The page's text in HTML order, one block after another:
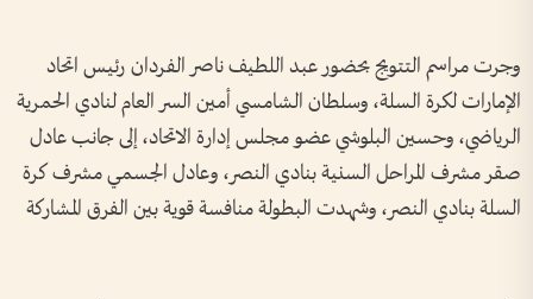
وجرت مراسم التتويج بحضور عبد اللطيف ناصر الفردان رئيس اتحاد
الإمارات لكرة السلة، وسلطان الشامسي أمين السر العام لنادي الحمرية
الرياضي، وحسين البلوشي عضو مجلس إدارة الاتحاد، إلى جانب عادل
صقر مشرف المراحل السنية بنادي النصر، وعادل الجسمي مشرف كرة
السلة بنادي النصر، وشهدت البطولة منافسة قوية بين الفرق المشاركة